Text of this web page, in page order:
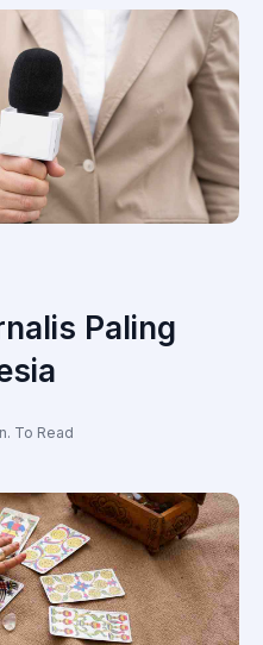
Paling
To Read